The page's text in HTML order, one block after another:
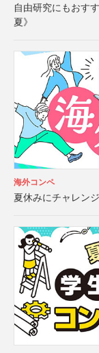
自由研究にもおす
夏》
海外コンペ
夏休みにチャレン